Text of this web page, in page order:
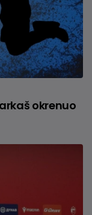
okrenuo